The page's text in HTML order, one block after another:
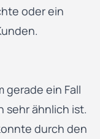
oder ein
gerade ein Fall
sehr ähnlich ist.
durch den